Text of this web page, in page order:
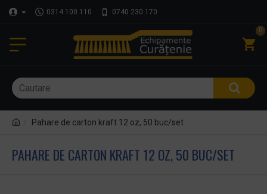
0314 100 110 0740 230 170
0
Pahare de carton kraft 12 oz, 50 buc/set
PAHARE DE CARTON KRAFT 12 OZ, 50 BUC/SET